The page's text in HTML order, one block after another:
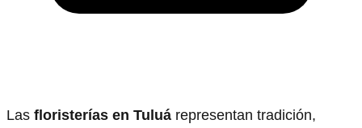
Las floristerías en Tuluá representan tradición,